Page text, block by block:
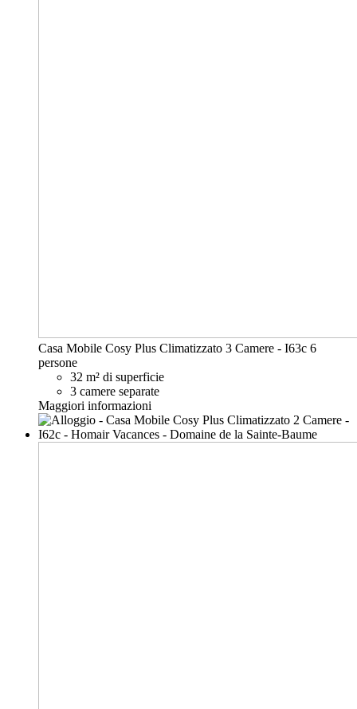
Casa Mobile Cosy Plus Climatizzato 3 Camere - I63c 6
persone
32 m² di superficie
3 camere separate
Maggiori informazioni